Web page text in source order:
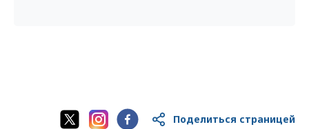
Поделиться страницей